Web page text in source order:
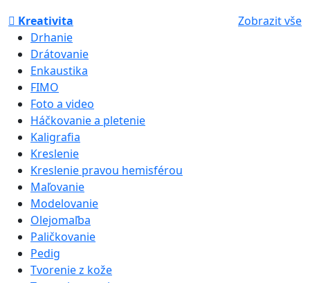
Kreativita
Zobrazit vše
Drhanie
Drátovanie
Enkaustika
FIMO
Foto a video
Háčkovanie a pletenie
Kaligrafia
Kreslenie
Kreslenie pravou hemisférou
Maľovanie
Modelovanie
Olejomaľba
Paličkovanie
Pedig
Tvorenie z kože